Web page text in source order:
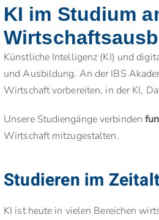
KI im Studium
Künstliche Intelligenz (KI) und
und Ausbildung. An der IBS
Wirtschaft vorbereiten, in der KI,
Unsere Studiengänge verbinden
Wirtschaft mitzugestalten.
Studieren im
KI ist heute in vielen Bereichen